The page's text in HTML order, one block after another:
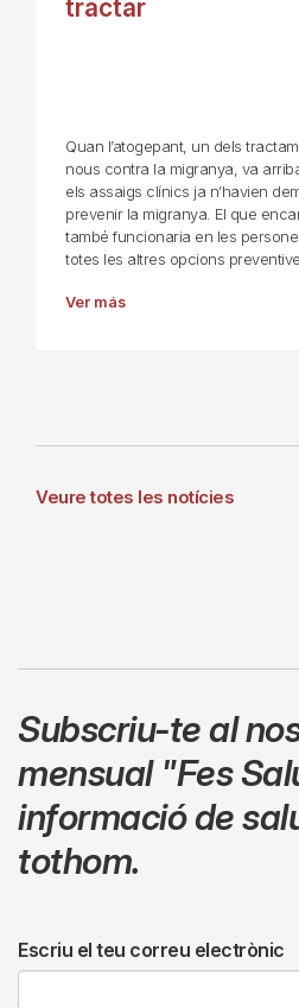
tractar
Quan l’atogepant, un dels
nous contra la migranya, va
els assaigs clínics ja n’havien
prevenir la migranya. El que
també funcionaria en les
totes les altres opcions
Ver más
Veure totes les notícies
Subscriu-te al
mensual "Fes
informació de
tothom.
Escriu el teu correu electrònic